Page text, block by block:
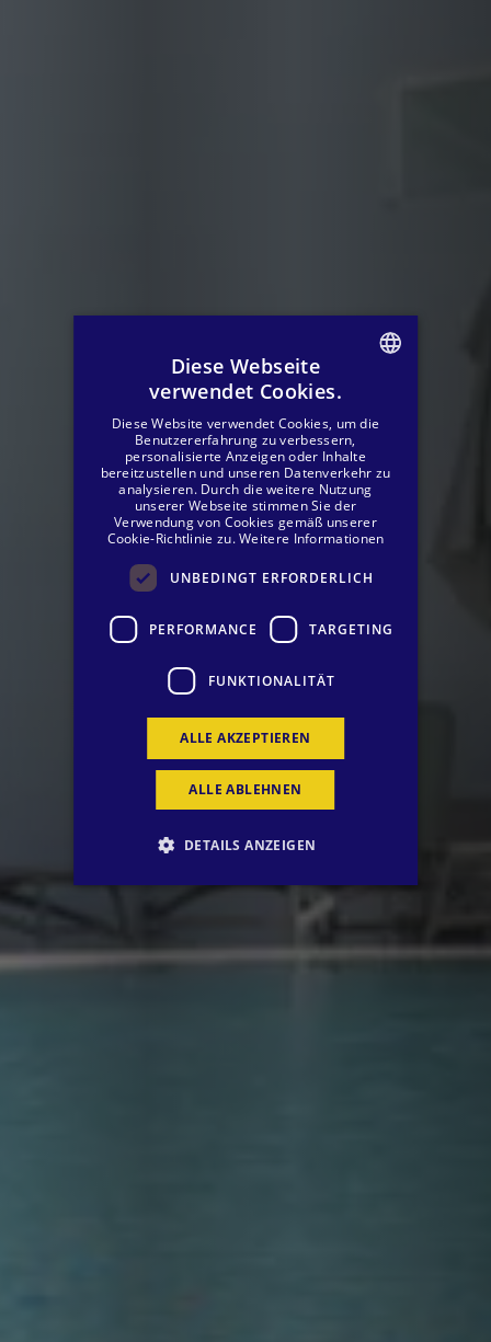
SPANISH
ENGLISH
GERMAN
Diese Webseite
verwendet Cookies.
Diese Website verwendet Cookies, um die
Benutzererfahrung zu verbessern,
personalisierte Anzeigen oder Inhalte
bereitzustellen und unseren Datenverkehr zu
analysieren. Durch die weitere Nutzung
unserer Webseite stimmen Sie der
Verwendung von Cookies gemäß unserer
Cookie-Richtlinie zu.Weitere Informationen
UNBEDINGT ERFORDERLICH
PERFORMANCE TARGETING
FUNKTIONALITÄT
ALLE AKZEPTIEREN
ALLE ABLEHNEN
DETAILS ANZEIGEN